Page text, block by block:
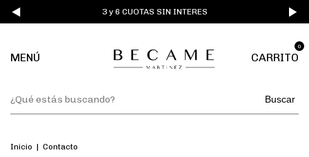
3 y 6 CUOTAS SIN INTERES
MENÚ CARRITO
0
Buscar
Inicio | Contacto